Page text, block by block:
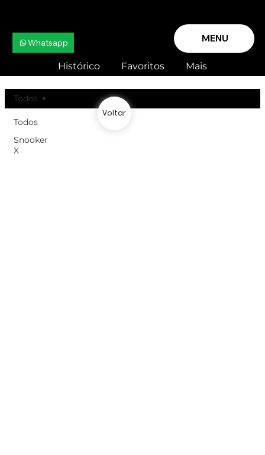
MENU
Whatsapp
Histórico Favoritos Mais
Todos
Snooker
X
Todos
Voltar